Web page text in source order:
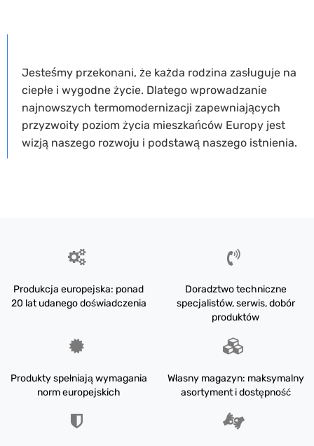
Jesteśmy przekonani, że każda rodzina zasługuje na
ciepłe i wygodne życie. Dlatego wprowadzanie
najnowszych termomodernizacji zapewniających
przyzwoity poziom życia mieszkańców Europy jest
wizją naszego rozwoju i podstawą naszego istnienia.
Produkcja europejska: ponad
20 lat udanego doświadczenia
Doradztwo techniczne
specjalistów, serwis, dobór
produktów
Produkty spełniają wymagania
norm europejskich
Własny magazyn: maksymalny
asortyment i dostępność